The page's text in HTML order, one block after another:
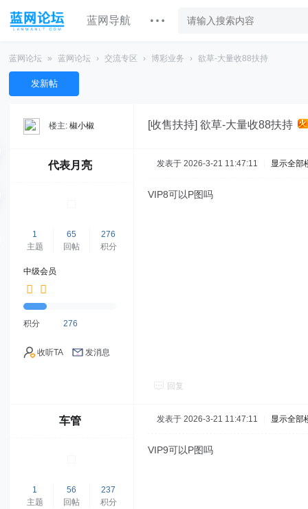
蓝网导航
蓝网论坛 » 蓝网论坛 › 交流专区 › 博彩业务 › 欲草-大量收88扶持
发新帖
楼主:椒小椒 [收售扶持]欲草-大量收88扶持
代表月亮
1
主题
65
回帖
276
积分
中级会员
积分 276
收听TA 发消息
发表于 2026-3-21 11:47:11 显示全部
VIP8可以P图吗
回复
车管
1
主题
56
回帖
237
积分
发表于 2026-3-21 11:47:11 显示全部
VIP9可以P图吗